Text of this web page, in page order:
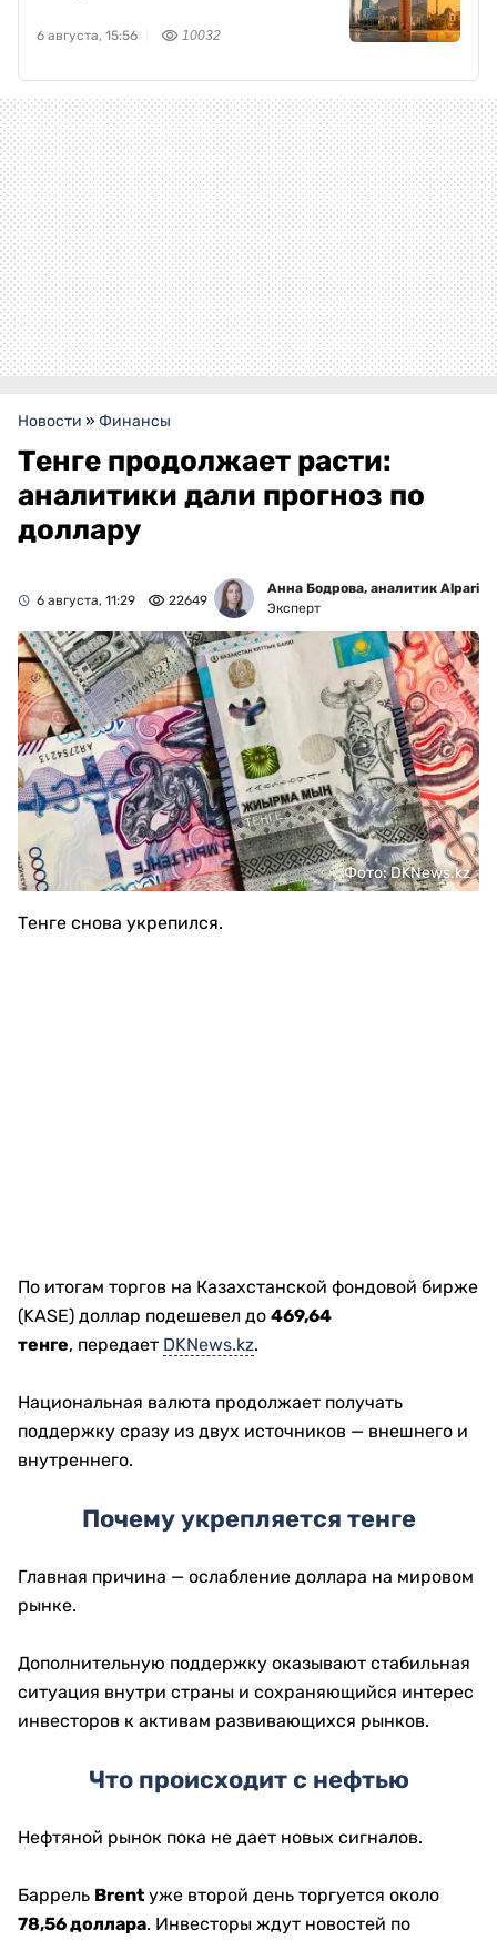
6 августа, 15:56 10032
Новости » Финансы
Тенге продолжает расти:
аналитики дали прогноз по
доллару
6 августа, 11:29 22649
Анна Бодрова, аналитик Alpari
Эксперт
Фото: DKNews.kz
Тенге снова укрепился.
По итогам торгов на Казахстанской фондовой бирже
(KASE) доллар подешевел до 469,64
тенге, передает DKNews.kz.
Национальная валюта продолжает получать
поддержку сразу из двух источников — внешнего и
внутреннего.
Почему укрепляется тенге
Главная причина — ослабление доллара на мировом
рынке.
Дополнительную поддержку оказывают стабильная
ситуация внутри страны и сохраняющийся интерес
инвесторов к активам развивающихся рынков.
Что происходит с нефтью
Нефтяной рынок пока не дает новых сигналов.
Баррель Brent уже второй день торгуется около
78,56 доллара. Инвесторы ждут новостей по